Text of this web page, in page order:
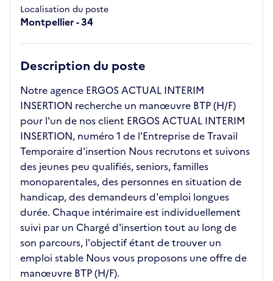
Localisation du poste
Montpellier - 34
Description du poste
Notre agence ERGOS ACTUAL INTERIM
INSERTION recherche un manœuvre BTP (H/F)
pour l'un de nos client ERGOS ACTUAL INTERIM
INSERTION, numéro 1 de l'Entreprise de Travail
Temporaire d'insertion Nous recrutons et suivons
des jeunes peu qualifiés, seniors, familles
monoparentales, des personnes en situation de
handicap, des demandeurs d'emploi longues
durée. Chaque intérimaire est individuellement
suivi par un Chargé d'insertion tout au long de
son parcours, l'objectif étant de trouver un
emploi stable Nous vous proposons une offre de
manœuvre BTP (H/F).